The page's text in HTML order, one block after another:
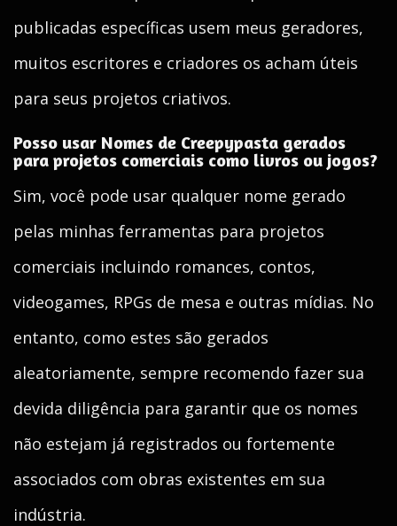
publicadas específicas usem meus geradores,
muitos escritores e criadores os acham úteis
para seus projetos criativos.
Posso usar Nomes de Creepypasta gerados
para projetos comerciais como livros ou jogos?
Sim, você pode usar qualquer nome gerado
pelas minhas ferramentas para projetos
comerciais incluindo romances, contos,
videogames, RPGs de mesa e outras mídias. No
entanto, como estes são gerados
aleatoriamente, sempre recomendo fazer sua
devida diligência para garantir que os nomes
não estejam já registrados ou fortemente
associados com obras existentes em sua
indústria.